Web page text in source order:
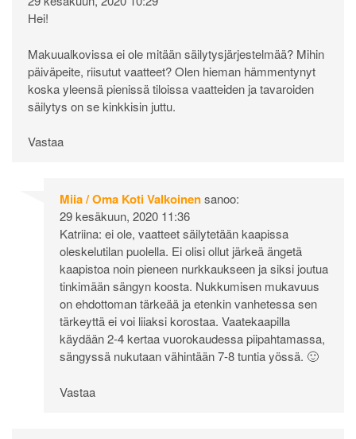
Hei!
Makuualkovissa ei ole mitään säilytysjärjestelmää? Mihin
päiväpeite, riisutut vaatteet? Olen hieman hämmentynyt
koska yleensä pienissä tiloissa vaatteiden ja tavaroiden
säilytys on se kinkkisin juttu.
Vastaa
Miia / Oma Koti Valkoinensanoo:
29 kesäkuun, 2020 11:36
Katriina: ei ole, vaatteet säilytetään kaapissa
oleskelutilan puolella. Ei olisi ollut järkeä ängetä
kaapistoa noin pieneen nurkkaukseen ja siksi joutua
tinkimään sängyn koosta. Nukkumisen mukavuus
on ehdottoman tärkeää ja etenkin vanhetessa sen
tärkeyttä ei voi liiaksi korostaa. Vaatekaapilla
käydään 2-4 kertaa vuorokaudessa piipahtamassa,
sängyssä nukutaan vähintään 7-8 tuntia yössä. 🙂
Vastaa